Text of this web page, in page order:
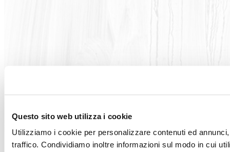
Questo sito web utilizza i cookie
Utilizziamo i cookie per personalizzare contenuti ed
traffico. Condividiamo inoltre informazioni sul modo in cui
Articoli correlati